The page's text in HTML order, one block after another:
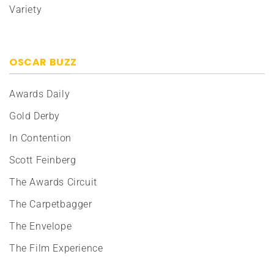
Variety
OSCAR BUZZ
Awards Daily
Gold Derby
In Contention
Scott Feinberg
The Awards Circuit
The Carpetbagger
The Envelope
The Film Experience